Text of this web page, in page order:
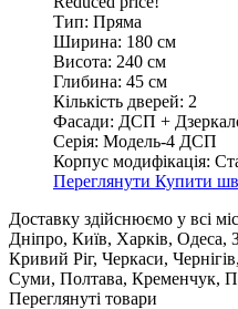
Тип: Пряма
Ширина: 180 см
Висота: 240 см
Глибина: 45 см
Кількість дверей: 2
Фасади: ДСП +
Серія: Модель-4 ДСП
Корпус модифікація:
Переглянути Купити
Доставку здійснюємо у всі
Дніпро, Київ, Харків, Одеса,
Кривий Ріг, Черкаси,
Суми, Полтава, Кременчук,
Переглянуті товари